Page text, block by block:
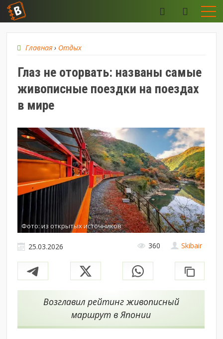
Главная › Отдых
Глаз не оторвать: названы самые
живописные поездки на поездах
в мире
Фото: из открытых источников
Skibair
25.03.2026 360
Возглавил рейтинг живописный
маршрут в Японии